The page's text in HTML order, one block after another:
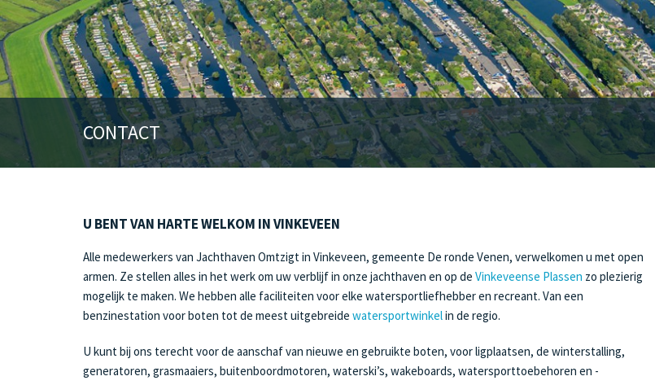
CONTACT
U BENT VAN HARTE WELKOM IN VINKEVEEN
Alle medewerkers van Jachthaven Omtzigt in Vinkeveen, gemeente De ronde Venen, verwelkomen u met open
armen. Ze stellen alles in het werk om uw verblijf in onze jachthaven en op de Vinkeveense Plassen zo plezierig
mogelijk te maken. We hebben alle faciliteiten voor elke watersportliefhebber en recreant. Van een
benzinestation voor boten tot de meest uitgebreide watersportwinkelin de regio.
U kunt bij ons terecht voor de aanschaf van nieuwe en gebruikte boten, voor ligplaatsen, de winterstalling,
generatoren, grasmaaiers, buitenboordmotoren, waterski’s, wakeboards, watersporttoebehoren en -